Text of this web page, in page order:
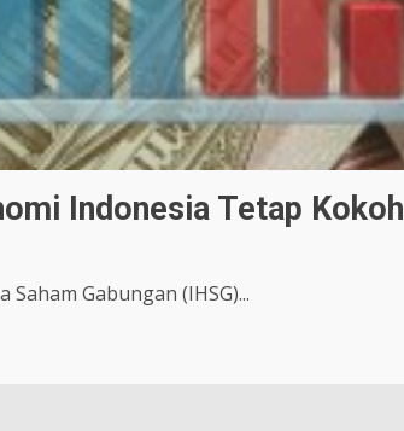
Indonesia Tetap Kokoh
Gabungan (IHSG)...